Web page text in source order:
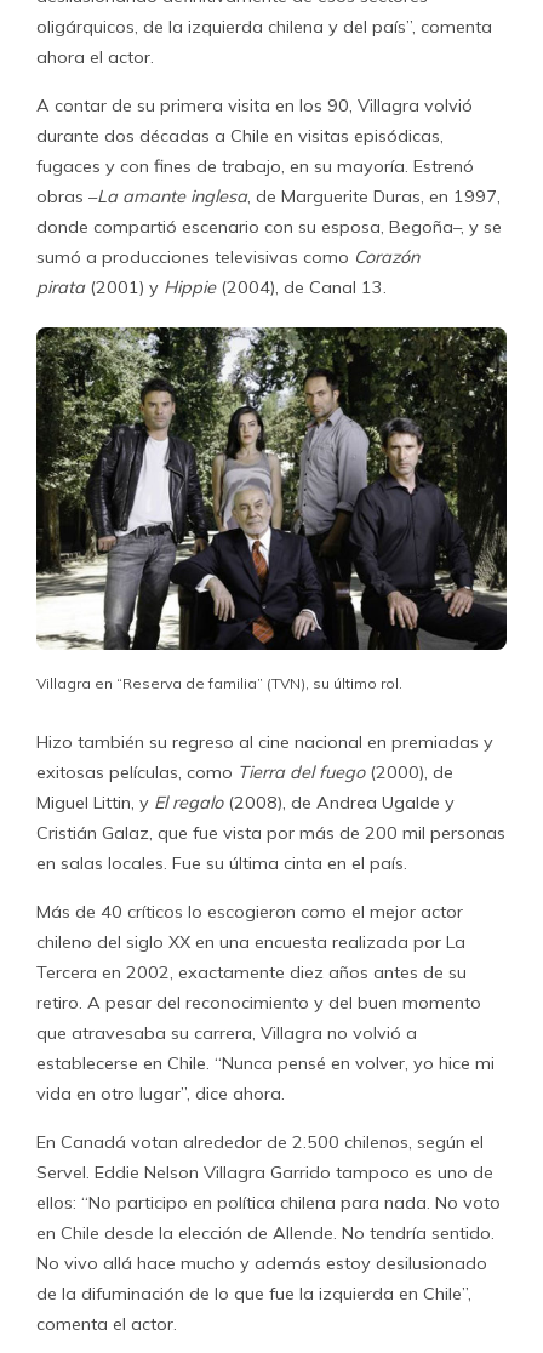
oligárquicos, de la izquierda chilena y del país”, comenta
ahora el actor.
A contar de su primera visita en los 90, Villagra volvió
durante dos décadas a Chile en visitas episódicas,
fugaces y con fines de trabajo, en su mayoría. Estrenó
obras –La amante inglesa, de Marguerite Duras, en 1997,
donde compartió escenario con su esposa, Begoña–, y se
sumó a producciones televisivas como Corazón
pirata(2001) y Hippie(2004), de Canal 13.
Villagra en “Reserva de familia” (TVN), su último rol.
Hizo también su regreso al cine nacional en premiadas y
exitosas películas, como Tierra del fuego(2000), de
Miguel Littin, y El regalo(2008), de Andrea Ugalde y
Cristián Galaz, que fue vista por más de 200 mil personas
en salas locales. Fue su última cinta en el país.
Más de 40 críticos lo escogieron como el mejor actor
chileno del siglo XX en una encuesta realizada por La
Tercera en 2002, exactamente diez años antes de su
retiro. A pesar del reconocimiento y del buen momento
que atravesaba su carrera, Villagra no volvió a
establecerse en Chile. “Nunca pensé en volver, yo hice mi
vida en otro lugar”, dice ahora.
En Canadá votan alrededor de 2.500 chilenos, según el
Servel. Eddie Nelson Villagra Garrido tampoco es uno de
ellos: “No participo en política chilena para nada. No voto
en Chile desde la elección de Allende. No tendría sentido.
No vivo allá hace mucho y además estoy desilusionado
de la difuminación de lo que fue la izquierda en Chile”,
comenta el actor.